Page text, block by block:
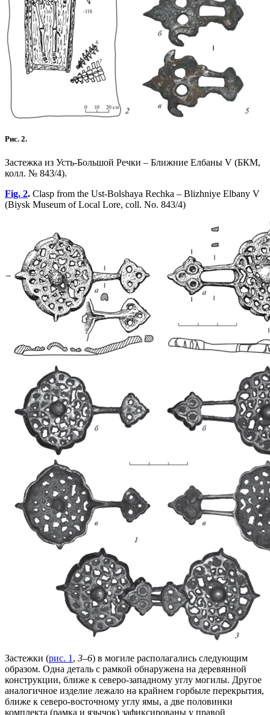
Рис. 2.
Застежка из Усть-Большой Речки – Ближние Елбаны V (БКМ,
колл. № 843/4).
Fig. 2. Clasp from the Ust-Bolshaya Rechka – Blizhniye Elbany V
(Biysk Museum of Local Lore, coll. No. 843/4)
Застежки (рис. 1 , 3–6) в могиле располагались следующим
образом. Одна деталь с рамкой обнаружена на деревянной
конструкции, ближе к северо-западному углу могилы. Другое
аналогичное изделие лежало на крайнем горбыле перекрытия,
ближе к северо-восточному углу ямы, а две половинки
комплекта (рамка и язычок) зафиксированы у правой